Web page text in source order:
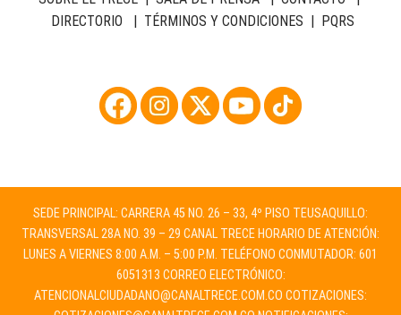
DIRECTORIO | TÉRMINOS Y CONDICIONES | PQRS
SEDE PRINCIPAL: CARRERA 45 NO. 26 – 33, 4º PISO TEUSAQUILLO:
TRANSVERSAL 28A NO. 39 – 29 CANAL TRECE HORARIO DE ATENCIÓN:
LUNES A VIERNES 8:00 A.M. – 5:00 P.M. TELÉFONO CONMUTADOR: 601
6051313 CORREO ELECTRÓNICO:
ATENCIONALCIUDADANO@CANALTRECE.COM.CO COTIZACIONES: